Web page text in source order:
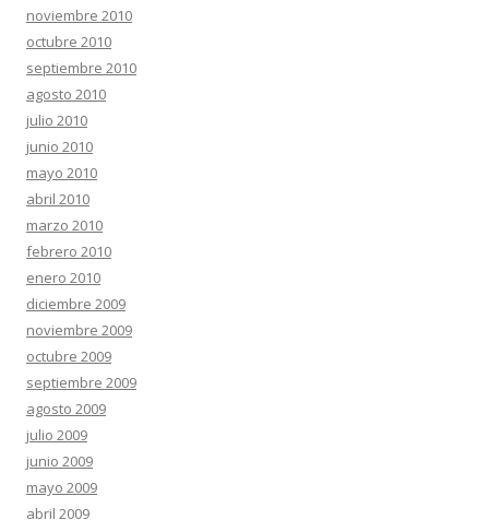
noviembre 2010
octubre 2010
septiembre 2010
agosto 2010
julio 2010
junio 2010
mayo 2010
abril 2010
marzo 2010
febrero 2010
enero 2010
diciembre 2009
noviembre 2009
octubre 2009
septiembre 2009
agosto 2009
julio 2009
junio 2009
mayo 2009
abril 2009